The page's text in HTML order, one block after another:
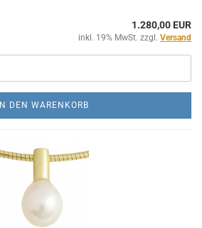
1.280,00 EUR
inkl. 19% MwSt. zzgl. Versand
IN DEN WARENKORB